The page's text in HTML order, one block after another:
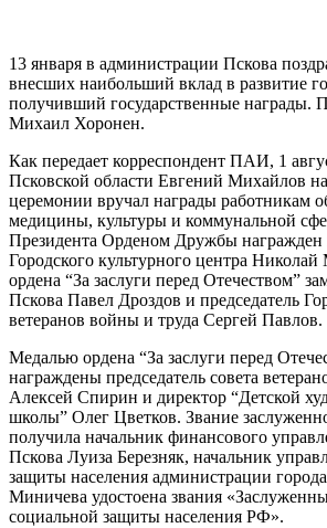
13 января в администрации Пскова
внесших наибольший вклад в развитие
получивший государственные награды.
Михаил Хоронен.
Как передает корреспондент ПАИ, 1
Псковской области Евгений Михайлов
церемонии вручал награды работникам
медицины, культуры и коммунальной
Президента Орденом Дружбы награжден
Городского культурного центра
ордена “За заслуги перед Отечеством”
Пскова Павел Дроздов и председатель
ветеранов войны и труда Сергей Павлов.
Медалью ордена “За заслуги перед
награждены председатель совета
Алексей Спирин и директор “Детской
школы” Олег Цветков. Звание
получила начальник финансового
Пскова Луиза Березняк, начальник
защиты населения администрации
Миничева удостоена звания
социальной защиты населения РФ».